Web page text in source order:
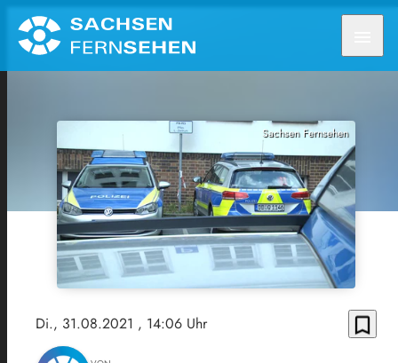
Sachsen Fernsehen
Di., 31.08.2021 , 14:06 Uhr bookmark_border